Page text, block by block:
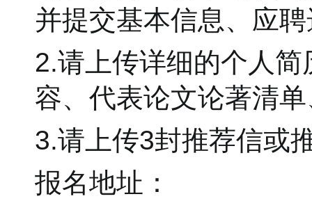
并提交基本信息、应
2.请上传详细的个人
容、代表论文论著清
3.请上传3封推荐信或
报名地址：